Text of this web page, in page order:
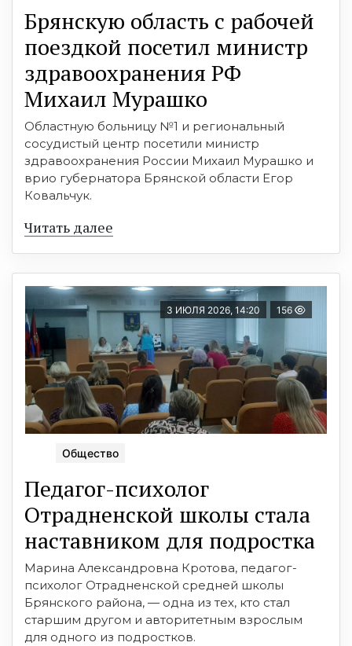
Брянскую область с рабочей
поездкой посетил министр
здравоохранения РФ
Михаил Мурашко
Областную больницу №1 и региональный
сосудистый центр посетили министр
здравоохранения России Михаил Мурашко и
врио губернатора Брянской области Егор
Ковальчук.
Читать далее
3 ИЮЛЯ 2026, 14:20 156
Общество
Педагог-психолог
Отрадненской школы стала
наставником для подростка
Марина Александровна Кротова, педагог-
психолог Отрадненской средней школы
Брянского района, — одна из тех, кто стал
старшим другом и авторитетным взрослым
для одного из подростков.